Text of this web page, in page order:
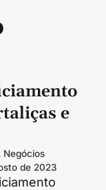
e
Negócios
de 2023